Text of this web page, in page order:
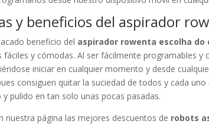
y beneficios del aspirador
beneficio del aspirador rowenta escolha do
fáciles y cómodas. Al ser fácilmente programables
iniciar en cualquier momento y desde
consiguen quitar la suciedad de todos y cada
y pulido en tan solo unas pocas pasadas.
nuestra página las mejores descuentos de robots